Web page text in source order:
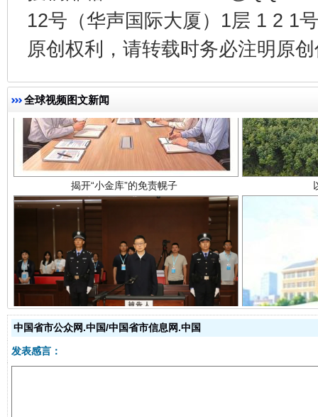
12号（华声国际大厦）1层 1 2 1
原创权利，请转载时务必注明原
全球视频图文新闻
揭开“小金库”的免责幌子
受贿1.44亿！段成刚被判无期 从幼
中国省市公众网.中国/中国省市信息网.中国
发表感言：